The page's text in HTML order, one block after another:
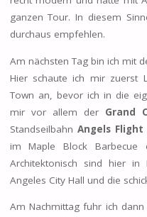
ganzen Tour. In diesem
durchaus empfehlen.
Am nächsten Tag bin ich mit
Hier schaute ich mir zuerst
Town an, bevor ich in die
mir vor allem der Grand
Standseilbahn Angels Flight
im Maple Block Barbecue
Architektonisch sind hier
Angeles City Hall und die
Am Nachmittag fuhr ich